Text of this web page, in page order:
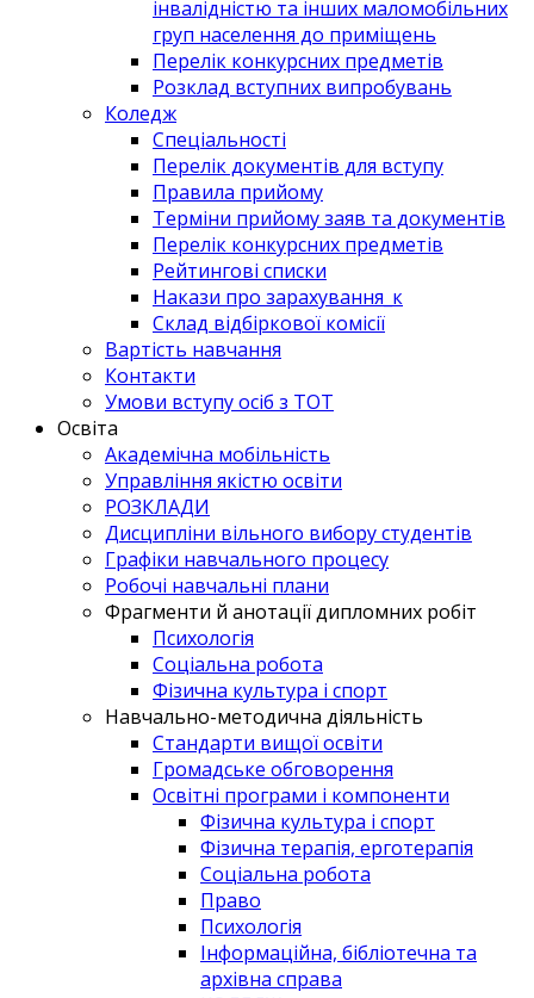
інвалідністю та інших маломобільних
груп населення до приміщень
Перелік конкурсних предметів
Розклад вступних випробувань
Коледж
Спеціальності
Перелік документів для вступу
Правила прийому
Терміни прийому заяв та документів
Перелік конкурсних предметів
Рейтингові списки
Накази про зарахування_к
Склад відбіркової комісії
Вартість навчання
Контакти
Умови вступу осіб з ТОТ
Освіта
Академічна мобільність
Управління якістю освіти
РОЗКЛАДИ
Дисципліни вільного вибору студентів
Графіки навчального процесу
Робочі навчальні плани
Фрагменти й анотації дипломних робіт
Психологія
Соціальна робота
Фізична культура і спорт
Навчально-методична діяльність
Стандарти вищої освіти
Громадське обговорення
Освітні програми і компоненти
Фізична культура і спорт
Фізична терапія, ерготерапія
Соціальна робота
Право
Психологія
Інформаційна, бібліотечна та
архівна справа